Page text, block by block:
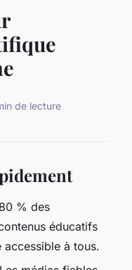
de lecture
% des
éducatifs
accessible à tous.